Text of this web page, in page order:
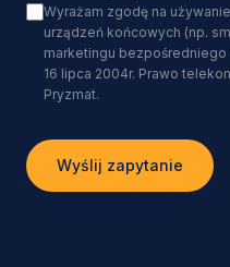
Wyrażam zgodę na
urządzeń końcowych (np.
marketingu bezpośredniego
16 lipca 2004r. Prawo
Pryzmat.
Wyślij zapytanie